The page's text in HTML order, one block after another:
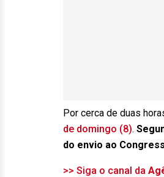
Por cerca de duas
de domingo (8).
do envio ao
>> Siga o canal da